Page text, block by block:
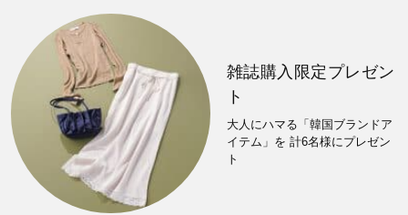
雑誌購入限定プレゼン
ト
大人にハマる「韓国ブランドア
イテム」を 計6名様にプレゼン
ト